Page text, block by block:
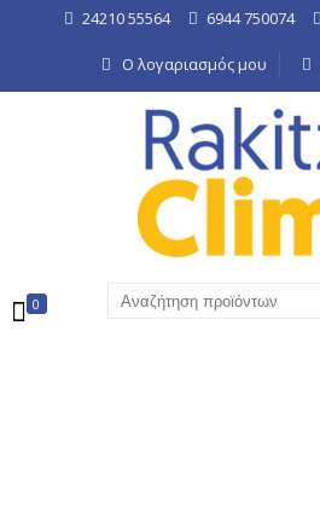
24210 55564 6944 750074
Ο λογαριασμός μου
0